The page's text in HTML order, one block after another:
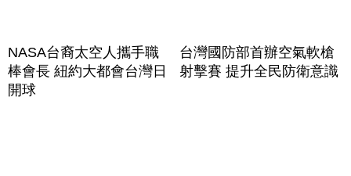
NASA台裔太空人攜手職
棒會長 紐約大都會台灣日
開球
台灣國防部首辦空氣軟槍
射擊賽 提升全民防衛意識